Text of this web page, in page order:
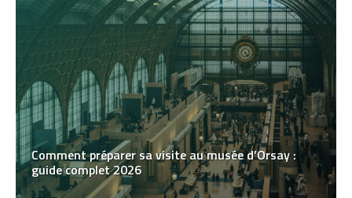
Comment préparer sa visite au musée d’Orsay :
guide complet 2026